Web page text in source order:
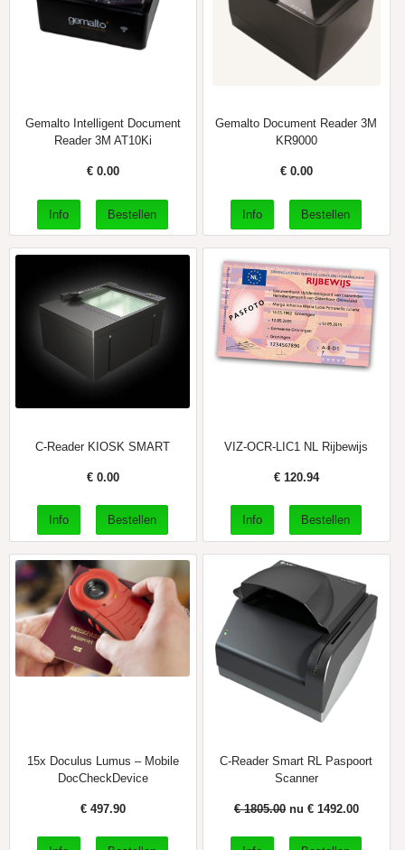
Gemalto Intelligent Document
Reader 3M AT10Ki
€ 0.00
Gemalto Document Reader 3M
KR9000
€ 0.00
C-Reader KIOSK SMART
€ 0.00
VIZ-OCR-LIC1 NL Rijbewijs
€ 120.94
15x Doculus Lumus – Mobile
DocCheckDevice
€ 497.90
C-Reader Smart RL Paspoort
Scanner
€ 1805.00nu € 1492.00